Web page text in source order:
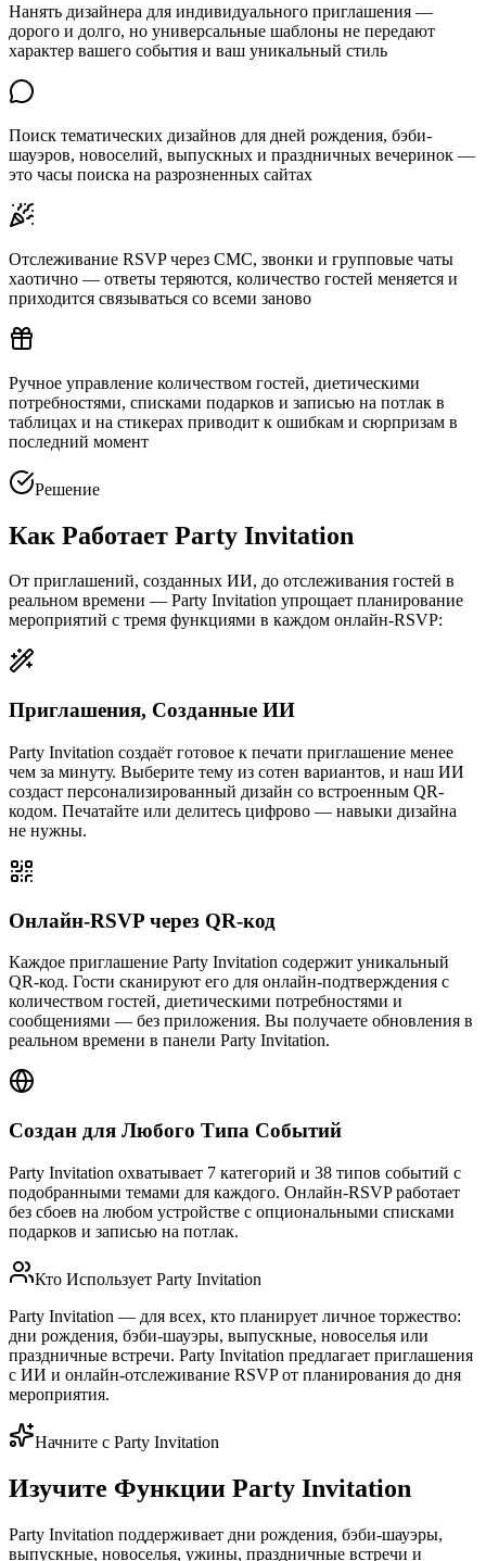
Нанять дизайнера для индивидуального приглашения —
дорого и долго, но универсальные шаблоны не передают
характер вашего события и ваш уникальный стиль
Поиск тематических дизайнов для дней рождения, бэби-
шауэров, новоселий, выпускных и праздничных вечеринок —
это часы поиска на разрозненных сайтах
Отслеживание RSVP через СМС, звонки и групповые чаты
хаотично — ответы теряются, количество гостей меняется и
приходится связываться со всеми заново
Ручное управление количеством гостей, диетическими
потребностями, списками подарков и записью на потлак в
таблицах и на стикерах приводит к ошибкам и сюрпризам в
последний момент
Решение
Как Работает Party Invitation
От приглашений, созданных ИИ, до отслеживания гостей в
реальном времени — Party Invitation упрощает планирование
мероприятий с тремя функциями в каждом онлайн-RSVP:
Приглашения, Созданные ИИ
Party Invitation создаёт готовое к печати приглашение менее
чем за минуту. Выберите тему из сотен вариантов, и наш ИИ
создаст персонализированный дизайн со встроенным QR-
кодом. Печатайте или делитесь цифрово — навыки дизайна
не нужны.
Онлайн-RSVP через QR-код
Каждое приглашение Party Invitation содержит уникальный
QR-код. Гости сканируют его для онлайн-подтверждения с
количеством гостей, диетическими потребностями и
сообщениями — без приложения. Вы получаете обновления в
реальном времени в панели Party Invitation.
Создан для Любого Типа Событий
Party Invitation охватывает 7 категорий и 38 типов событий с
подобранными темами для каждого. Онлайн-RSVP работает
без сбоев на любом устройстве с опциональными списками
подарков и записью на потлак.
Кто Использует Party Invitation
Party Invitation — для всех, кто планирует личное торжество:
дни рождения, бэби-шауэры, выпускные, новоселья или
праздничные встречи. Party Invitation предлагает приглашения
с ИИ и онлайн-отслеживание RSVP от планирования до дня
мероприятия.
Начните с Party Invitation
Изучите Функции Party Invitation
Party Invitation поддерживает дни рождения, бэби-шауэры,
выпускные, новоселья, ужины, праздничные встречи и